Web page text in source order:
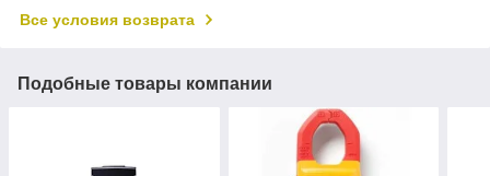
Все условия возврата
Подобные товары компании